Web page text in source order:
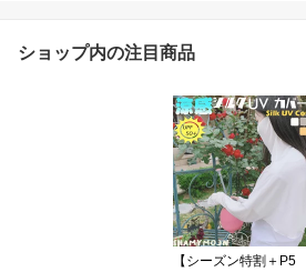
ショップ内の注目商品
【シーズン特割＋P5